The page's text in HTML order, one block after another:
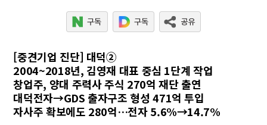
[중견기업 진단] 대덕②
2004~2018년, 김영재 대표 중심 1단계 작업
창업주, 양대 주력사 주식 270억 재단 출연
대덕전자→GDS 출자구조 형성 471억 투입
자사주 확보에도 280억…전자 5.6%→14.7%